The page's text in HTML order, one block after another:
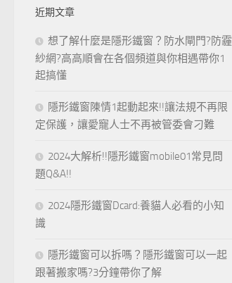
近期文章
想了解什麼是隱形鐵窗？防水閘門?防霾
紗網?高高順會在各個頻道與你相遇帶你1
起搞懂
隱形鐵窗陳情1起動起來!!讓法規不再限
定保護，讓愛寵人士不再被管委會刁難
2024大解析!!隱形鐵窗mobile01常見問
題Q&A!!
2024隱形鐵窗Dcard:養貓人必看的小知
識
隱形鐵窗可以拆嗎？隱形鐵窗可以一起
跟著搬家嗎?3分鐘帶你了解